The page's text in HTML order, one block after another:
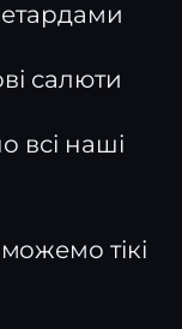
салюти
всі наші
тікі